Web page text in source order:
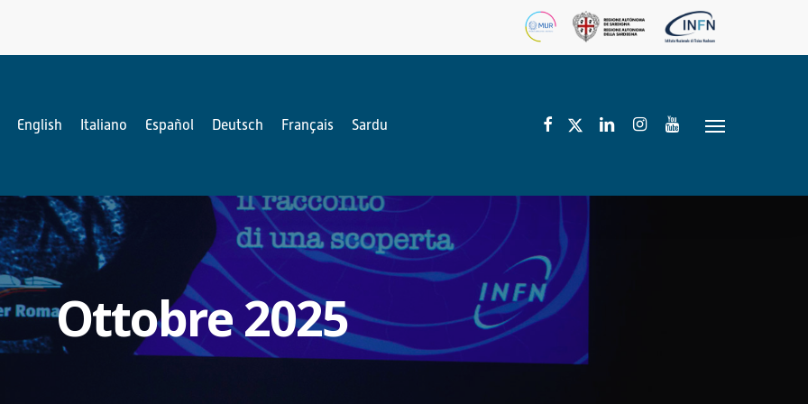
English
Italiano Español Deutsch Français Sardu facebooktwitterlinkedininstagramyoutubeMenu
Ottobre 2025